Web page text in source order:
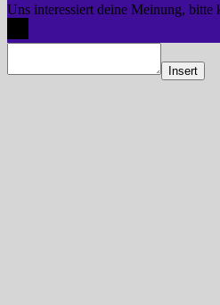
Uns interessiert deine Meinung, bitte
Insert